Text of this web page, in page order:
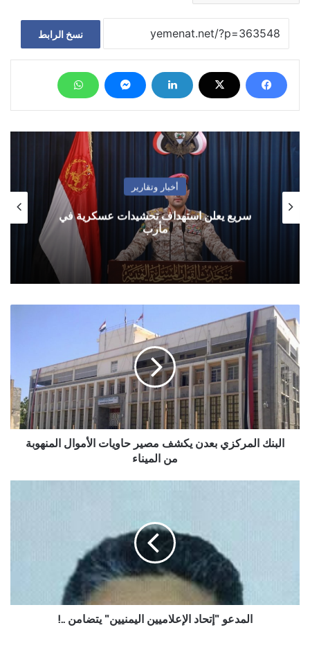
نسخ الرابط
أخبار وتقارير
سريع يعلن استهداف تحشيدات عسكرية في
مأرب
المركزي
بعدن
يكشف
مصير
حاويات
الأموال
المنهوبة
من
الميناءالبنك المركزي بعدن يكشف مصير حاويات الأموال المنهوبة
من الميناء
المدعو "إتحاد الإعلاميين اليمنيين" يتضامن ..!